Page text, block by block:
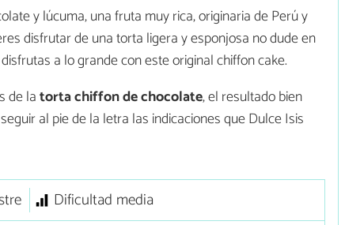
y lúcuma, una fruta muy rica, originaria de Perú y
disfrutar de una torta ligera y esponjosa no dude en
a lo grande con este original chiffon cake.
de latorta chiffon de chocolate, el resultado bien
al pie de la letra las indicaciones que Dulce Isis
Dificultad media